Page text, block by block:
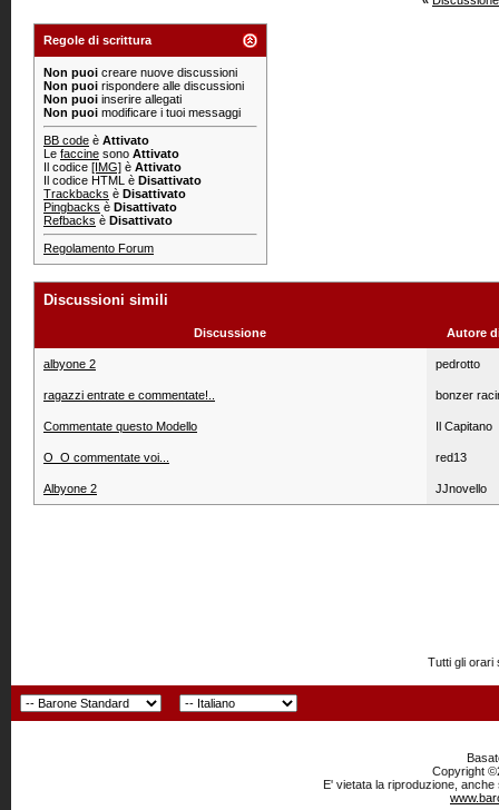
Regole di scrittura
Non puoi creare nuove discussioni
Non puoi rispondere alle discussioni
Non puoi inserire allegati
Non puoi modificare i tuoi messaggi
BB code è Attivato
Le faccine sono Attivato
Il codice [IMG] è Attivato
Il codice HTML è Disattivato
Trackbacks è Disattivato
Pingbacks è Disattivato
Refbacks è Disattivato
Regolamento Forum
Discussioni simili
Discussione Autore
albyone 2 pedrotto
ragazzi entrate e commentate!.. bonzer
Commentate questo Modello Il Capitano
O_O commentate voi... red13
Albyone 2 JJnovello
Tutti gli orari
Copyright
E' vietata la riproduzione,